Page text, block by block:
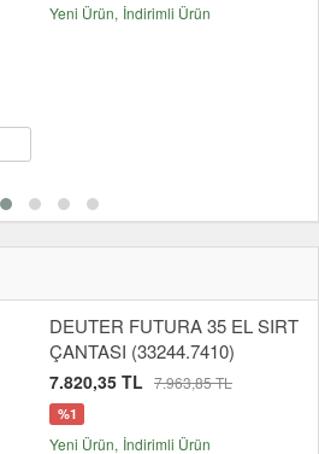
Yeni Ürün İndirimli Ürün
DEUTER FUTURA 35 EL SIRT
ÇANTASI (33244.7410)
7.820,35 TL 7.963,85 TL
%1
Yeni Ürün İndirimli Ürün